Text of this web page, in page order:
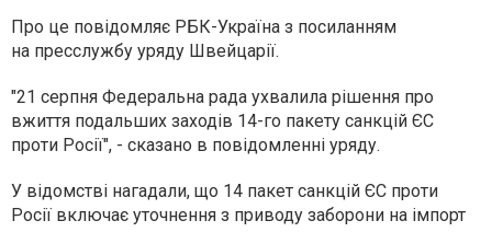
Про це повідомляє РБК-Україна з посиланням
на пресслужбу уряду Швейцарії.
"21 серпня Федеральна рада ухвалила рішення про
вжиття подальших заходів 14-го пакету санкцій ЄС
проти Росії", - сказано в повідомленні уряду.
У відомстві нагадали, що 14 пакет санкцій ЄС проти
Росії включає уточнення з приводу заборони на імпорт